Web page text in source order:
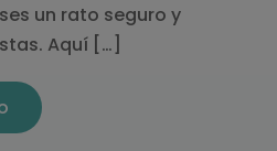
un rato seguro y
Aquí […]